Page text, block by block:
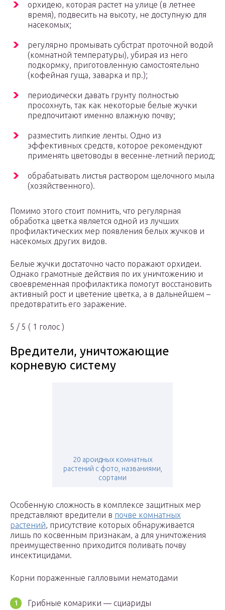
орхидею, которая растет на улице (в летнее
время), подвесить на высоту, не доступную для
насекомых;
регулярно промывать субстрат проточной водой
(комнатной температуры), убирая из него
подкормку, приготовленную самостоятельно
(кофейная гуща, заварка и пр.);
периодически давать грунту полностью
просохнуть, так как некоторые белые жучки
предпочитают именно влажную почву;
разместить липкие ленты. Одно из
эффективных средств, которое рекомендуют
применять цветоводы в весенне-летний период;
обрабатывать листья раствором щелочного мыла
(хозяйственного).
Помимо этого стоит помнить, что регулярная
обработка цветка является одной из лучших
профилактических мер появления белых жучков и
насекомых других видов.
Белые жучки достаточно часто поражают орхидеи.
Однако грамотные действия по их уничтожению и
своевременная профилактика помогут восстановить
активный рост и цветение цветка, а в дальнейшем –
предотвратить его заражение.
5 / 5 ( 1 голос )
Вредители, уничтожающие
корневую систему
20 ароидных комнатных
растений с фото, названиями,
сортами
Особенную сложность в комплексе защитных мер
представляют вредители в почве комнатных
растений, присутствие которых обнаруживается
лишь по косвенным признакам, а для уничтожения
преимущественно приходится поливать почву
инсектицидами.
Корни пораженные галловыми нематодами
Грибные комарики — сциариды